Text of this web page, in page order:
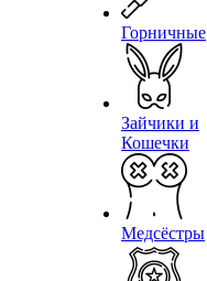
Горничные
Зайчики и
Кошечки
Медсёстры